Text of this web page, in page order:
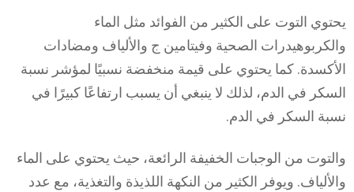
التوت على الكثير من الفوائد مثل الماء
الصحية وفيتامين ج والألياف ومضادات
كما يحتوي على قيمة منخفضة نسبيًا لمؤشر نسبة
في الدم، لذلك لا ينبغي أن يسبب ارتفاعًا كبيرًا في
السكر في الدم.
من الوجبات الخفيفة الرائعة، حيث يحتوي على الماء
ويوفر الكثير من النكهة اللذيذة والتغذية، مع عدد